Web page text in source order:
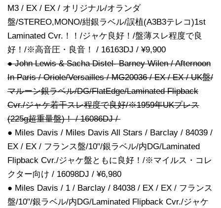
M3 / EX / EX / オリジナル/オランダ
盤/STEREO,MONO/紺銀ラベル/誤植(A3B3テレコ)1st
Laminated Cvr.！！/ジャケ良好！/盤薄スレ程度で良
好！/※高音圧・良音！ / 16163DJ / ¥9,900
● John Lewis & Sacha Distel- Barney Wilen / Afternoon
In Paris / Oriole/Versailles / MG20036 / EX / EX / UK盤/
マルーン銀ラベル/DG/FlatEdge/Laminated Flipback
Cvr./ジャケ若干スレ程度で良好/※1959年UKプレス
(225g超重量盤)！ / 16086DJ /
● Miles Davis / Miles Davis All Stars / Barclay / 84039 /
EX / EX / フランス盤/10"/銀ラベル/内DG/Laminated
Flipback Cvr./ジャケ盤ともに良好！/※マイルス・コレ
クター向け / 16098DJ / ¥6,980
● Miles Davis / 1 / Barclay / 84038 / EX / EX / フランス
盤/10"/銀ラベル/内DG/Laminated Flipback Cvr./ジャケ